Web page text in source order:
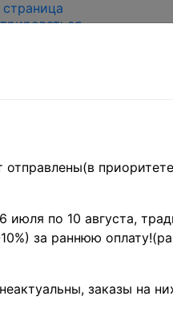
страница
покупка
магазину
по 10 августа,
за раннюю
заказы на